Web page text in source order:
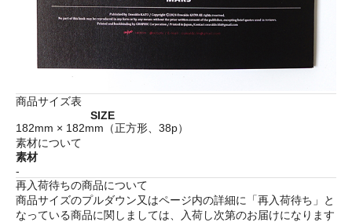
商品サイズ表
SIZE
182mm × 182mm（正方形、38p）
素材について
素材
-
再入荷待ちの商品について
商品サイズのプルダウン又はページ内の詳細に「再入荷待ち 」と
なっている商品に関しましては、入荷し次第のお届けになります